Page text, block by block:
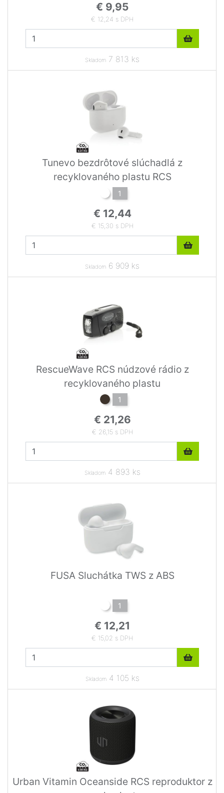
€ 9,95
€ 12,24 s DPH
Skladom 7 813 ks
Tunevo bezdrôtové slúchadlá z
recyklovaného plastu RCS
1
€ 12,44
€ 15,30 s DPH
Skladom 6 909 ks
RescueWave RCS núdzové rádio z
recyklovaného plastu
1
€ 21,26
€ 26,15 s DPH
Skladom4 893 ks
FUSA Sluchátka TWS z ABS
1
€ 12,21
€ 15,02 s DPH
Skladom4 105 ks
Urban Vitamin Oceanside RCS reproduktor z